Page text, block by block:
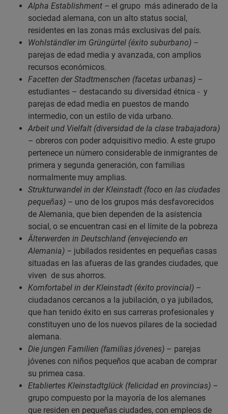
Alpha Establishment – el grupo más adinerado de la
sociedad alemana, con un alto status social,
residentes en las zonas más exclusivas del país.
Wohlständler im Grüngürtel (éxito suburbano) –
parejas de edad media y avanzada, con amplios
recursos económicos.
Facetten der Stadtmenschen (facetas urbanas) –
estudiantes – destacando su diversidad étnica - y
parejas de edad media en puestos de mando
intermedio, con un estilo de vida urbano.
Arbeit und Vielfalt (diversidad de la clase trabajadora)
– obreros con poder adquisitivo medio. A este grupo
pertenece un número considerable de inmigrantes de
primera y segunda generación, con familias
normalmente muy amplias.
Strukturwandel in der Kleinstadt (foco en las ciudades
pequeñas) – uno de los grupos más desfavorecidos
de Alemania, que bien dependen de la asistencia
social, o se encuentran casi en el límite de la pobreza
Älterwerden in Deutschland (envejeciendo en
Alemania) – jubilados residentes en pequeñas casas
situadas en las afueras de las grandes ciudades, que
viven de sus ahorros.
Komfortabel in der Kleinstadt (éxito provincial) –
ciudadanos cercanos a la jubilación, o ya jubilados,
que han tenido éxito en sus carreras profesionales y
constituyen uno de los nuevos pilares de la sociedad
alemana.
Die jungen Familien (familias jóvenes) – parejas
jóvenes con niños pequeños que acaban de comprar
su primea casa.
Etabliertes Kleinstadtglück (felicidad en provincias) –
grupo compuesto por la mayoría de los alemanes
que residen en pequeñas ciudades, con empleos de